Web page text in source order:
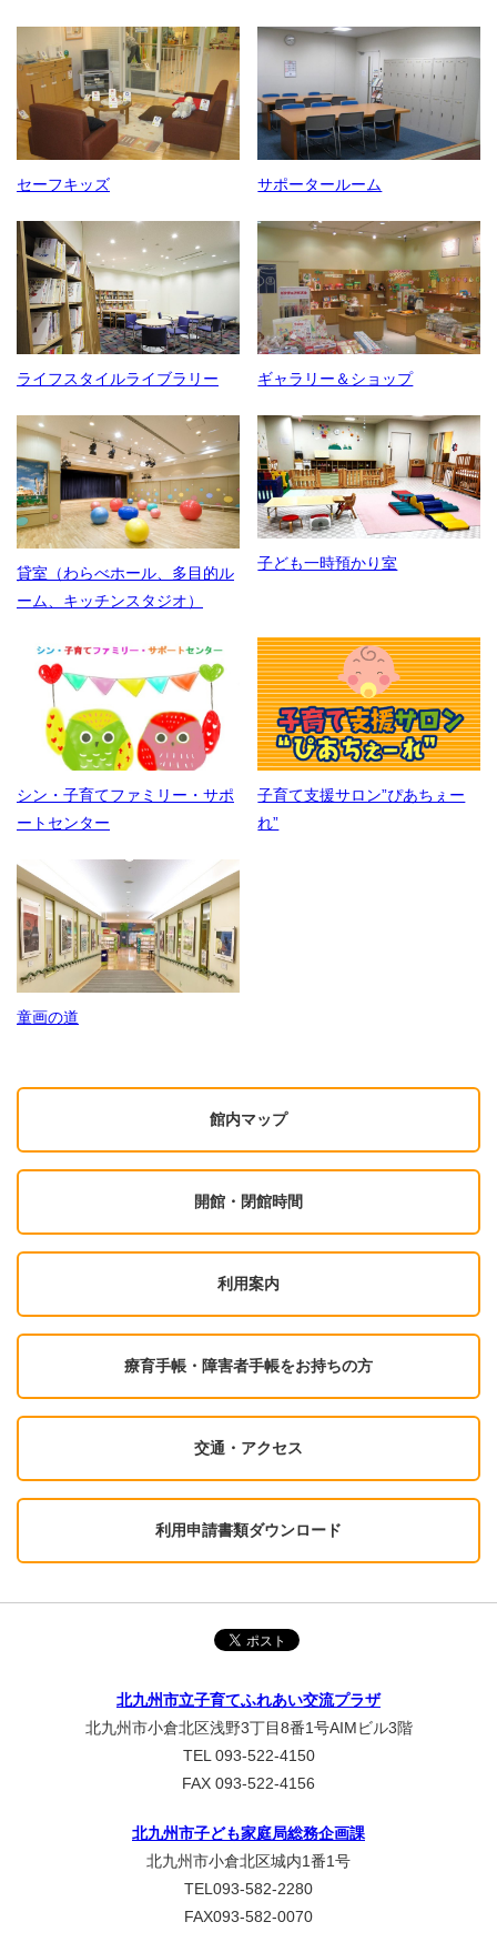
セーフキッズ サポータールーム
ライフスタイルライブラリー ギャラリー＆ショップ
貸室（わらべホール、多目的ル
ーム、キッチンスタジオ）
子ども一時預かり室
シン・子育てファミリー・サポ
ートセンター
子育て支援サロン”ぴあちぇー
れ”
童画の道
館内マップ
開館・閉館時間
利用案内
療育手帳・障害者手帳をお持ちの方
交通・アクセス
利用申請書類ダウンロード
北九州市立子育てふれあい交流プラザ
北九州市小倉北区浅野3丁目8番1号AIMビル3階
TEL 093-522-4150
FAX 093-522-4156
北九州市子ども家庭局総務企画課
北九州市小倉北区城内1番1号
TEL093-582-2280
FAX093-582-0070